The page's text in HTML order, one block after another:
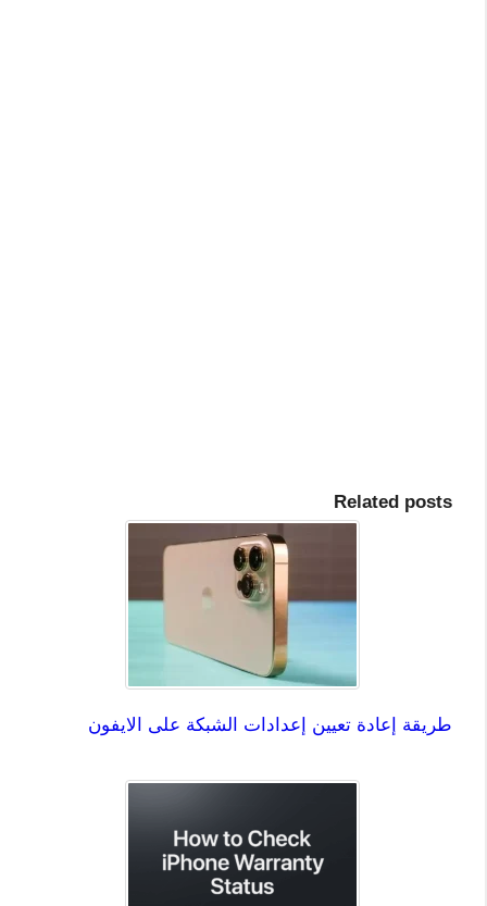
Related posts
طريقة إعادة تعيين إعدادات الشبكة على الايفون